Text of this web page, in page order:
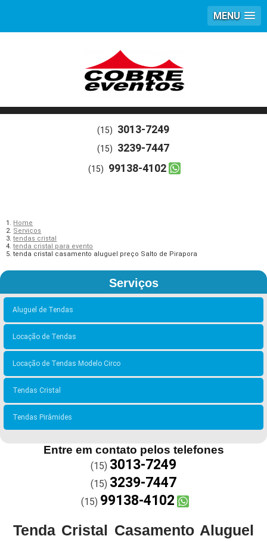
MENU
(15) 3013-7249
(15) 3239-7447
(15) 99138-4102
Home
Serviços
tendas cristal
tenda cristal para evento
tenda cristal casamento aluguel preço Salto de Pirapora
Serviços
Aluguel de Tendas
Locação de Tendas
Locação de Tendas Modelo Circo
Tendas Cristal
Tendas Pirâmides
Entre em contato pelos telefones
(15) 3013-7249
(15) 3239-7447
(15) 99138-4102
Tenda Cristal Casamento Aluguel